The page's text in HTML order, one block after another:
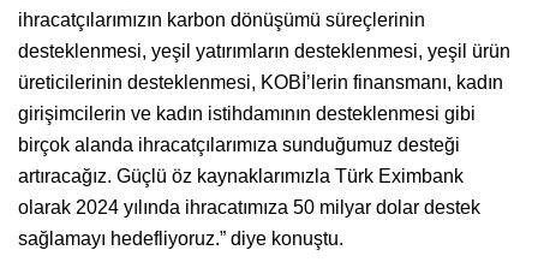
ihracatçılarımızın karbon dönüşümü süreçlerinin
desteklenmesi, yeşil yatırımların desteklenmesi, yeşil ürün
üreticilerinin desteklenmesi, KOBİ’lerin finansmanı, kadın
girişimcilerin ve kadın istihdamının desteklenmesi gibi
birçok alanda ihracatçılarımıza sunduğumuz desteği
artıracağız. Güçlü öz kaynaklarımızla Türk Eximbank
olarak 2024 yılında ihracatımıza 50 milyar dolar destek
sağlamayı hedefliyoruz.” diye konuştu.